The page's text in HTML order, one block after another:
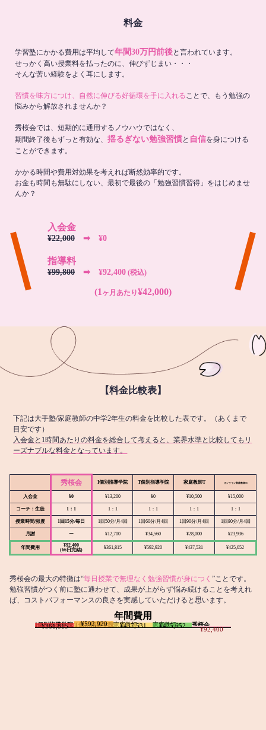
料金
学習塾にかかる費用は平均して年間30万円前後と言われています。
せっかく高い授業料を払ったのに、伸びずじまい・・・
そんな苦い経験をよく耳にします。
習慣を味方につけ、自然に伸びる好循環を手に入れる ことで、もう勉強の
悩みから解放されませんか？
秀桜会では、短期的に通用するノウハウではなく、
期間終了後もずっと有効な、 揺るぎない勉強習慣と 自信を身につける
ことができます。
かかる時間や費用対効果を考えれば断然効率的です。
お金も時間も無駄にしない、最初で最後の「勉強習慣習得」をはじめませ
んか？
入会金
¥22,000 ➡︎ ¥0
指導料
¥99,800 ➡︎ ¥92,400 (税込)
(1 ヶ月あたり¥42,000)
【料金比較表】
下記は大手塾/家庭教師の中学2年生の料金を比較した表です。（あくまで
目安です）
入会金と1時間あたりの料金を総合して考えると、業界水準と比較してもリ
ーズナブルな料金となっています。
秀桜会 I個別指導学院 T個別指導学院 家庭教師T オンライン家庭教師M
入会金 ¥0 ¥13,200 ¥0 ¥10,500 ¥15,000
コーチ：生徒 1：1 1：1 1：1 1：1 1：1
授業時間/頻度 1回15分/毎日 1回50分/月4回 1回60分/月4回 1回90分/月4回 1回80分/月4回
月謝 ー ¥12,700 ¥34,560 ¥28,000 ¥23,936
年間費用
¥92,400
(66日完結)
¥361,815 ¥592,920 ¥437,531 ¥425,652
秀桜会の最大の特徴は“毎日授業で無理なく勉強習慣が身につく ”ことです。
勉強習慣がつく前に塾に通わせて、成果が上がらず悩み続けることを考えれ
ば、コストパフォーマンスの良さを実感していただけると思います。
年間費用
I個別指導学院
¥361,815 T個別指導学院
¥592,920 家庭教師T
¥437,531 家庭教師M
¥425,652 秀桜会
¥92,400